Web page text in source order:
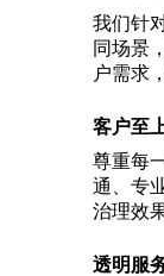
我们针
同场景
户需求
客户至
尊重每
通、专
治理效
透明服